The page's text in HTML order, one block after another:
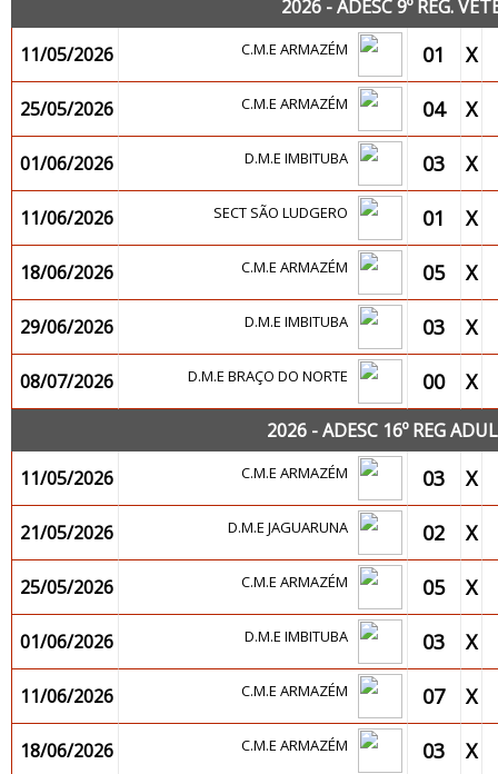
2026 - ADESC 9º REG.
11/05/2026
C.M.E ARMAZÉM 01 X
25/05/2026 C.M.E ARMAZÉM 04 X
01/06/2026 D.M.E IMBITUBA 03 X
11/06/2026 SECT SÃO LUDGERO 01 X
18/06/2026 C.M.E ARMAZÉM 05 X
29/06/2026 D.M.E IMBITUBA 03 X
08/07/2026 D.M.E BRAÇO DO NORTE 00 X
2026 - ADESC 16º REG
11/05/2026
C.M.E ARMAZÉM 03 X
21/05/2026 D.M.E JAGUARUNA 02 X
25/05/2026 C.M.E ARMAZÉM 05 X
01/06/2026 D.M.E IMBITUBA 03 X
11/06/2026 C.M.E ARMAZÉM 07 X
18/06/2026 C.M.E ARMAZÉM 03 X